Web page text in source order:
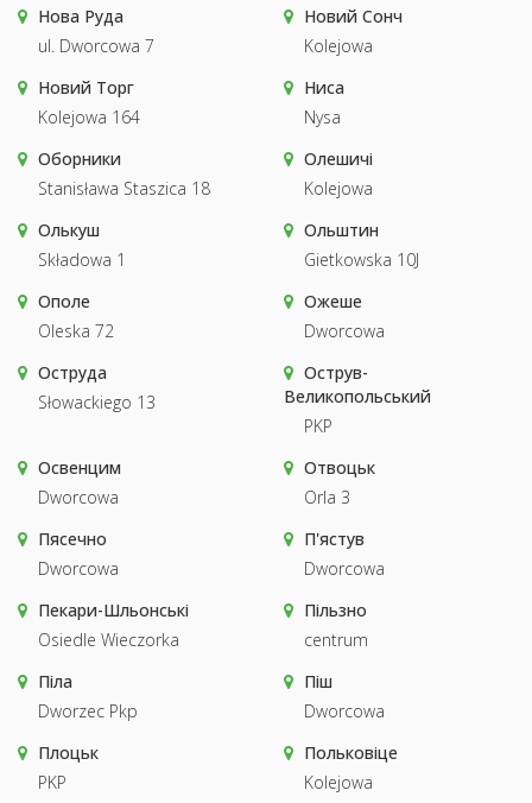
Нова Руда
ul. Dworcowa 7
Новий Сонч
Kolejowa
Новий Торг
Kolejowa 164
Ниса
Nysa
Оборники
Stanisława Staszica 18
Олешичі
Kolejowa
Олькуш
Składowa 1
Ольштин
Gietkowska 10J
Ополе
Oleska 72
Ожеше
Dworcowa
Оструда
Słowackiego 13
Острув-
Великопольський
PKP
Освенцим
Dworcowa
Отвоцьк
Orla 3
Пясечно
Dworcowa
П'ястув
Dworcowa
Пекари-Шльонські
Osiedle Wieczorka
Пільзно
centrum
Піла
Dworzec Pkp
Піш
Dworcowa
Плоцьк
PKP
Польковіце
Kolejowa